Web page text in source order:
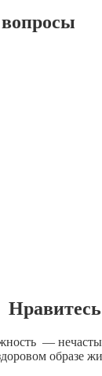
—
образе